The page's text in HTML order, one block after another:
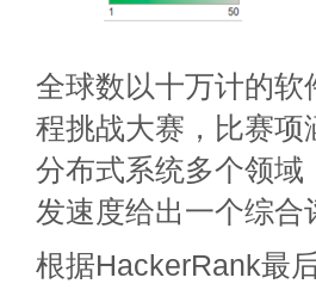
全球数以十万计的
程挑战大赛，比赛
分布式系统多个领
发速度给出一个综合
根据HackerRank最